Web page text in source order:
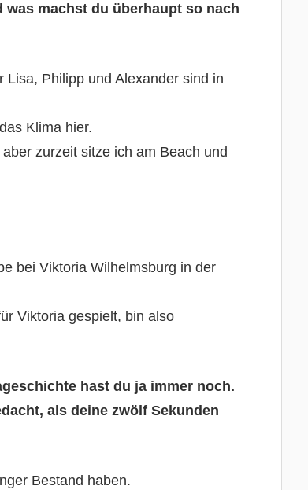
machst du überhaupt so nach
Philipp und Alexander sind in
Klima hier.
zurzeit sitze ich am Beach und
bei Viktoria Wilhelmsburg in der
Viktoria gespielt, bin also
hast du ja immer noch.
als deine zwölf Sekunden
Bestand haben.